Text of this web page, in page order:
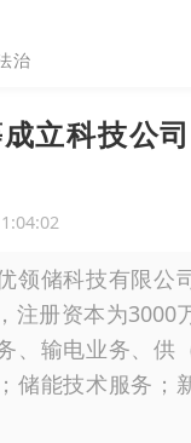
治
立科技公
领储科技有限公
注册资本为3000
、输电业务、供
储能技术服务；